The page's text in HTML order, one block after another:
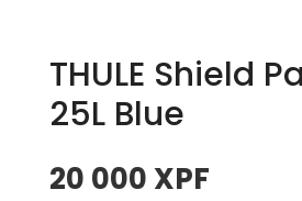
THULE Shield
25L Blue
20 000 XPF